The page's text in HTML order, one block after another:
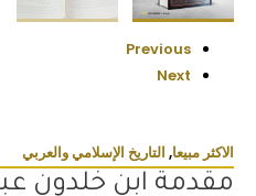
Previous
Next
الاكثر مبيعا, التاريخ الإسلامي والعربي
مقدمة ابن خلدون